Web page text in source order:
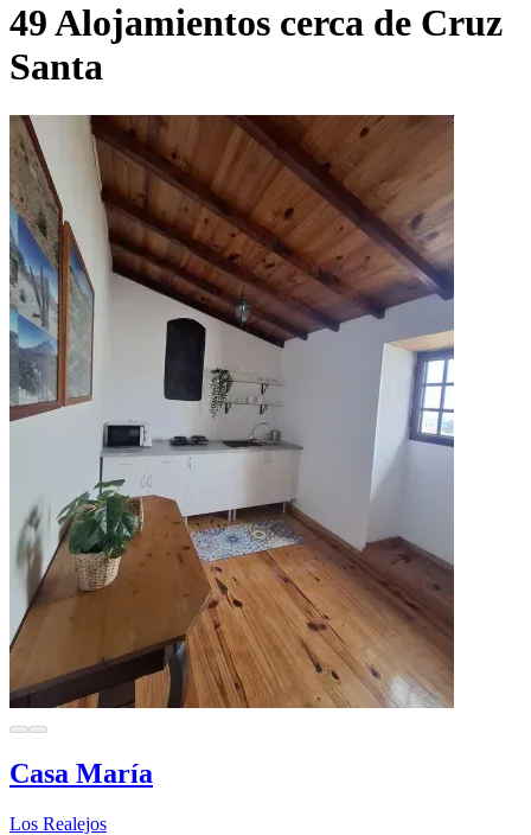
49 Alojamientos cerca de Cruz
Santa
Casa María
Los Realejos